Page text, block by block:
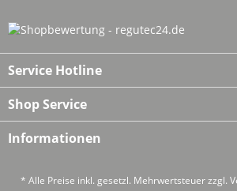
Service Hotline
Shop Service
Informationen
* Alle Preise inkl. gesetzl. Mehrwertsteuer zzgl.